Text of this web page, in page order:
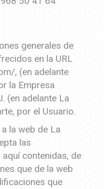
generales de
en la URL
, (en adelante
la Empresa
(en adelante La
por el Usuario.
la web de La
las
contenidas, de
que de la web
que